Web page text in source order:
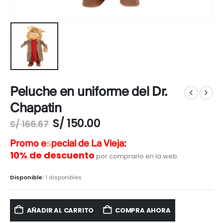
Peluche en uniforme del Dr.
Chapatin
S/166.67 S/ 150.00
Promo especial de La Vieja:
10% de descuento por comprarlo en la web.
Disponible: 1 disponibles
AÑADIR AL CARRITO COMPRA AHORA